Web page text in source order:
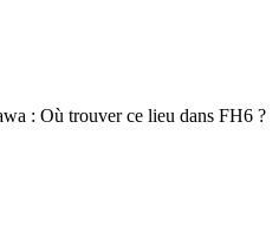
: Où trouver ce lieu dans FH6 ?